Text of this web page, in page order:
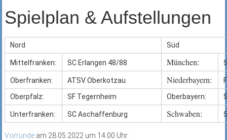
Spielplan & Aufstellungen
Nord Süd
Mittelfranken: SC Erlangen 48/88 München:
Oberfranken: ATSV Oberkotzau Niederbayern:
Oberpfalz:
SF Tegernheim Oberbayern:
Unterfranken: SC Aschaffenburg Schwaben:
Vorrundeam 28.05.2022 um 14.00 Uhr: